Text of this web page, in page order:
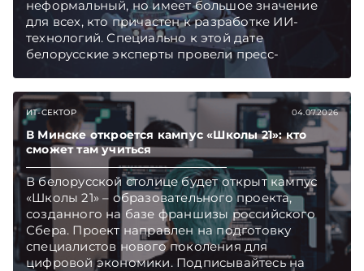
рекомендуют внедрять локальный ИИ и
сколько это может стоить. Подписывайтесь на
Telegram‑канал и Viber, чтобы не пропускать
новые статьи TelegramViber
неформальный, но имеет большое значение
для всех, кто причастен к разработке ИИ-
технологий. Специально к этой дате
белорусские эксперты провели пресс-
конференцию, где обсудили вызовы, которые
Подписывайтесь на Telegram‑канал и Viber.
Главное об экономике Беларуси — раньше,
чем в новостях TelegramViber
ИТ-СЕКТОР 04.07.2026
В Минске откроется кампус «Школы 21»: кто
сможет там учиться
В белорусской столице будет открыт кампус
«Школы 21» – образовательного проекта,
созданного на базе франшизы российского
Сбера. Проект направлен на подготовку
специалистов нового поколения для
цифровой экономики. Подписывайтесь на